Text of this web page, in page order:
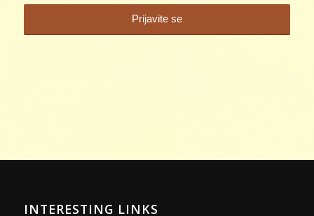
INTERESTING LINKS